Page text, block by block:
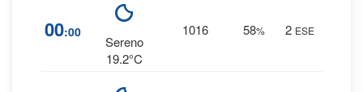
00:00
Sereno
19.2°C
1016 58% 2 ESE